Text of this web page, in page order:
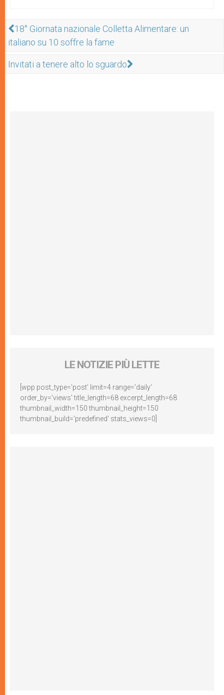
18° Giornata nazionale Colletta Alimentare: un
italiano su 10 soffre la fame
Invitati a tenere alto lo sguardo
LE NOTIZIE PIÙ LETTE
[wpp post_type='post' limit=4 range='daily'
order_by='views' title_length=68 excerpt_length=68
thumbnail_width=150 thumbnail_height=150
thumbnail_build='predefined' stats_views=0]